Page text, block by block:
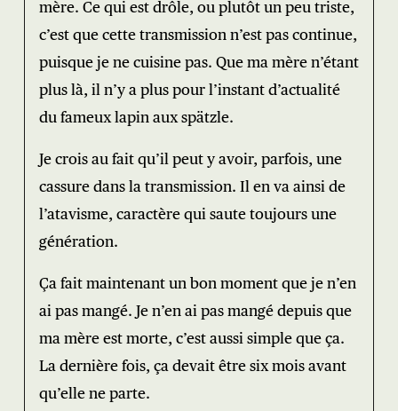
mère. Ce qui est drôle, ou plutôt un peu triste,
c’est que cette transmission n’est pas continue,
puisque je ne cuisine pas. Que ma mère n’étant
plus là, il n’y a plus pour l’instant d’actualité
du fameux lapin aux spätzle.
Je crois au fait qu’il peut y avoir, parfois, une
cassure dans la transmission. Il en va ainsi de
l’atavisme, caractère qui saute toujours une
génération.
Ça fait maintenant un bon moment que je n’en
ai pas mangé. Je n’en ai pas mangé depuis que
ma mère est morte, c’est aussi simple que ça.
La dernière fois, ça devait être six mois avant
qu’elle ne parte.